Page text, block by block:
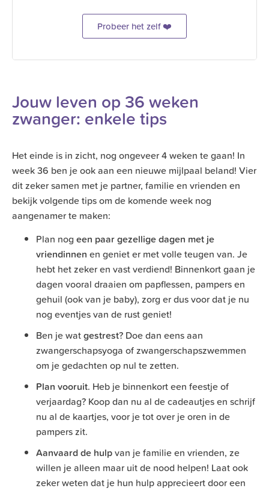
Probeer het zelf ❤️
Jouw leven op 36 weken
zwanger: enkele tips
Het einde is in zicht, nog ongeveer 4 weken te gaan! In
week 36 ben je ook aan een nieuwe mijlpaal beland! Vier
dit zeker samen met je partner, familie en vrienden en
bekijk volgende tips om de komende week nog
aangenamer te maken:
Plan nog een paar gezellige dagen met je
vriendinnen en geniet er met volle teugen van. Je
hebt het zeker en vast verdiend! Binnenkort gaan je
dagen vooral draaien om papflessen, pampers en
gehuil (ook van je baby), zorg er dus voor dat je nu
nog eventjes van de rust geniet!
Ben je watgestrest? Doe dan eens aan
zwangerschapsyoga of zwangerschapszwemmen
om je gedachten op nul te zetten.
Plan vooruit. Heb je binnenkort een feestje of
verjaardag? Koop dan nu al de cadeautjes en schrijf
nu al de kaartjes, voor je tot over je oren in de
pampers zit.
Aanvaard de hulpvan je familie en vrienden, ze
willen je alleen maar uit de nood helpen! Laat ook
zeker weten dat je hun hulp apprecieert door een